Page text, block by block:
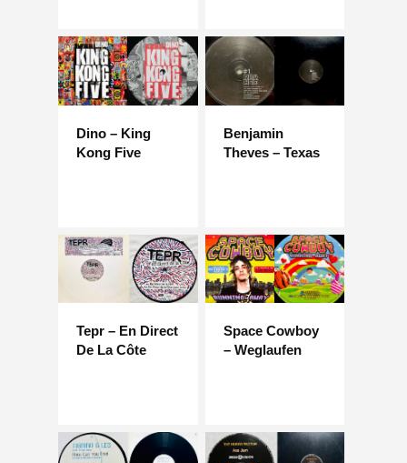
Dino – King
Kong Five
Benjamin
Theves – Texas
Tepr – En Direct
De La Côte
Space Cowboy
– Weglaufen